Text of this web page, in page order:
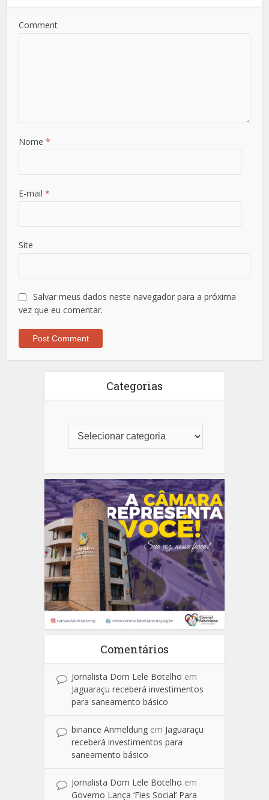
Comment
Nome*
E-mail*
Site
Salvar meus dados neste navegador para a próxima
vez que eu comentar.
Categorias
Comentários
Jornalista Dom Lele Botelho em
Jaguaraçu receberá investimentos
para saneamento básico
binance Anmeldung em Jaguaraçu
receberá investimentos para
saneamento básico
Jornalista Dom Lele Botelho em
Governo Lança ‘Fies Social’ Para